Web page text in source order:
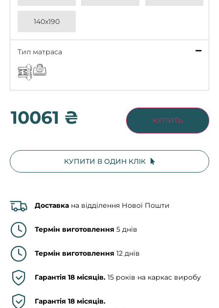
140x190
Тип матраса
10061 ₴ КУПИТЬ
КУПИТИ В ОДИН КЛІК
Доставка на відділення Нової Пошти
Термін виготовлення 5 днів
Термін виготовлення 12 днів
Гарантія 18 місяців. 15 років на каркас виробу
Гарантія 18 місяців.